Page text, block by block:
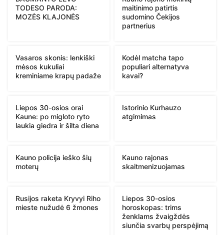
TODESO PARODA:
MOZĖS KLAJONĖS
maitinimo patirtis
sudomino Čekijos
partnerius
Vasaros skonis: lenkiški
mėsos kukuliai
kreminiame krapų padaže
Kodėl matcha tapo
populiari alternatyva
kavai?
Liepos 30-osios orai
Kaune: po migloto ryto
laukia giedra ir šilta diena
Istorinio Kurhauzo
atgimimas
Kauno policija ieško šių
moterų
Kauno rajonas
skaitmenizuojamas
Rusijos raketa Kryvyi Riho
mieste nužudė 6 žmones
Liepos 30-osios
horoskopas: trims
ženklams žvaigždės
siunčia svarbų perspėjimą